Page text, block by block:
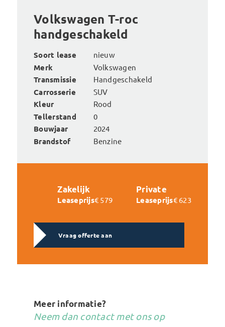
Volkswagen T-roc
handgeschakeld
Soort lease nieuw
Merk Volkswagen
Transmissie Handgeschakeld
Carrosserie SUV
Kleur Rood
Tellerstand 0
Bouwjaar 2024
Brandstof Benzine
Zakelijk
Leaseprijs€ 579
Private
Leaseprijs€ 623
Vraag offerte aan
Meer informatie?
Neem dan contact met ons op